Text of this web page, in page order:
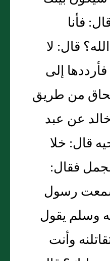
فأنا
قال: لا
إلى
من طريق
عن عبد
قال: خلا
فقال:
رسول
وسلم يقول
وأنت